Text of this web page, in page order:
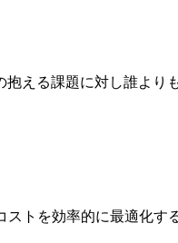
える課題に対し誰より
トを効率的に最適化す